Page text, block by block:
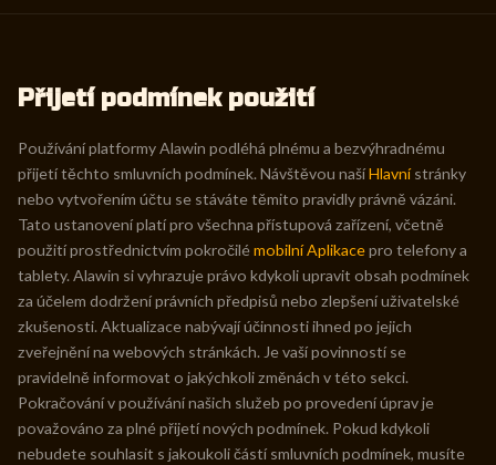
Přijetí podmínek použití
Používání platformy Alawin podléhá plnému a bezvýhradnému
přijetí těchto smluvních podmínek. Návštěvou našíHlavnístránky
nebo vytvořením účtu se stáváte těmito pravidly právně vázáni.
Tato ustanovení platí pro všechna přístupová zařízení, včetně
použití prostřednictvím pokročilémobilní Aplikacepro telefony a
tablety. Alawin si vyhrazuje právo kdykoli upravit obsah podmínek
za účelem dodržení právních předpisů nebo zlepšení uživatelské
zkušenosti. Aktualizace nabývají účinnosti ihned po jejich
zveřejnění na webových stránkách. Je vaší povinností se
pravidelně informovat o jakýchkoli změnách v této sekci.
Pokračování v používání našich služeb po provedení úprav je
považováno za plné přijetí nových podmínek. Pokud kdykoli
nebudete souhlasit s jakoukoli částí smluvních podmínek, musíte